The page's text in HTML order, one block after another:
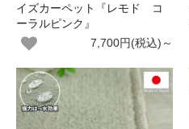
イズカーペット『レモド コ
ーラルピンク』
7,700円(税込)～